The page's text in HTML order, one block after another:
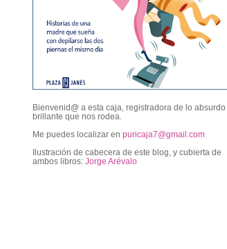
Bienvenid@ a esta caja, registradora de lo absurdo
brillante que nos rodea.
Me puedes localizar en puricaja7@gmail.com
Ilustración de cabecera de este blog, y cubierta de
ambos libros: Jorge Arévalo